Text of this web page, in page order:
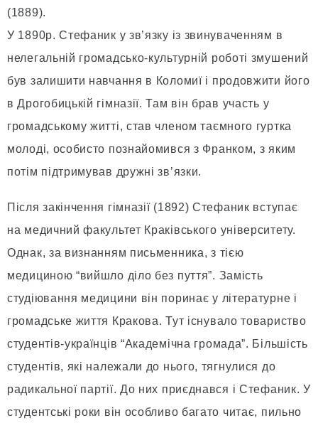
(1889).
У 1890р. Стефаник у зв’язку із звинуваченням в
нелегальній громадсько-культурній роботі змушений
був залишити навчання в Коломиї і продовжити його
в Дрогобицькій гімназії. Там він брав участь у
громадському житті, став членом таємного гуртка
молоді, особисто познайомився з Франком, з яким
потім підтримував дружні зв’язки.
Після закінчення гімназії (1892) Стефаник вступає
на медичний факультет Краківського університету.
Однак, за визнанням письменника, з тією
медициною “вийшло діло без пуття”. Замість
студіювання медицини він поринає у літературне і
громадське життя Кракова. Тут існувало товариство
студентів-українців “Академічна громада”. Більшість
студентів, які належали до нього, тягнулися до
радикальної партії. До них приєднався і Стефаник. У
студентські роки він особливо багато читає, пильно